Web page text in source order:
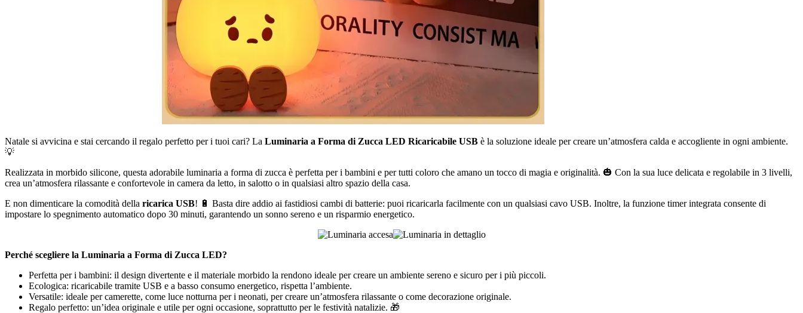
Natale si avvicina e stai cercando il regalo perfetto per i tuoi cari? La Luminaria a Forma di Zucca LED Ricaricabile USB è la soluzione ideale per creare un’atmosfera calda e accogliente in ogni ambiente.
💡
Realizzata in morbido silicone, questa adorabile luminaria a forma di zucca è perfetta per i bambini e per tutti coloro che amano un tocco di magia e originalità. 🎃 Con la sua luce delicata e regolabile in 3 livelli,
crea un’atmosfera rilassante e confortevole in camera da letto, in salotto o in qualsiasi altro spazio della casa.
E non dimenticare la comodità della ricarica USB! 🔋 Basta dire addio ai fastidiosi cambi di batterie: puoi ricaricarla facilmente con un qualsiasi cavo USB. Inoltre, la funzione timer integrata consente di
impostare lo spegnimento automatico dopo 30 minuti, garantendo un sonno sereno e un risparmio energetico.
Perché scegliere la Luminaria a Forma di Zucca LED?
Perfetta per i bambini: il design divertente e il materiale morbido la rendono ideale per creare un ambiente sereno e sicuro per i più piccoli.
Ecologica: ricaricabile tramite USB e a basso consumo energetico, rispetta l’ambiente.
Versatile: ideale per camerette, come luce notturna per i neonati, per creare un’atmosfera rilassante o come decorazione originale.
Regalo perfetto: un’idea originale e utile per ogni occasione, soprattutto per le festività natalizie. 🎁